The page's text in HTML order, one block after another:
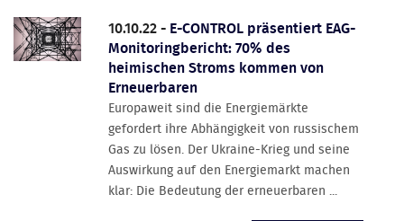
10.10.22 - E-CONTROL präsentiert EAG-
Monitoringbericht: 70% des
heimischen Stroms kommen von
Erneuerbaren
Europaweit sind die Energiemärkte
gefordert ihre Abhängigkeit von russischem
Gas zu lösen. Der Ukraine-Krieg und seine
Auswirkung auf den Energiemarkt machen
klar: Die Bedeutung der erneuerbaren ...